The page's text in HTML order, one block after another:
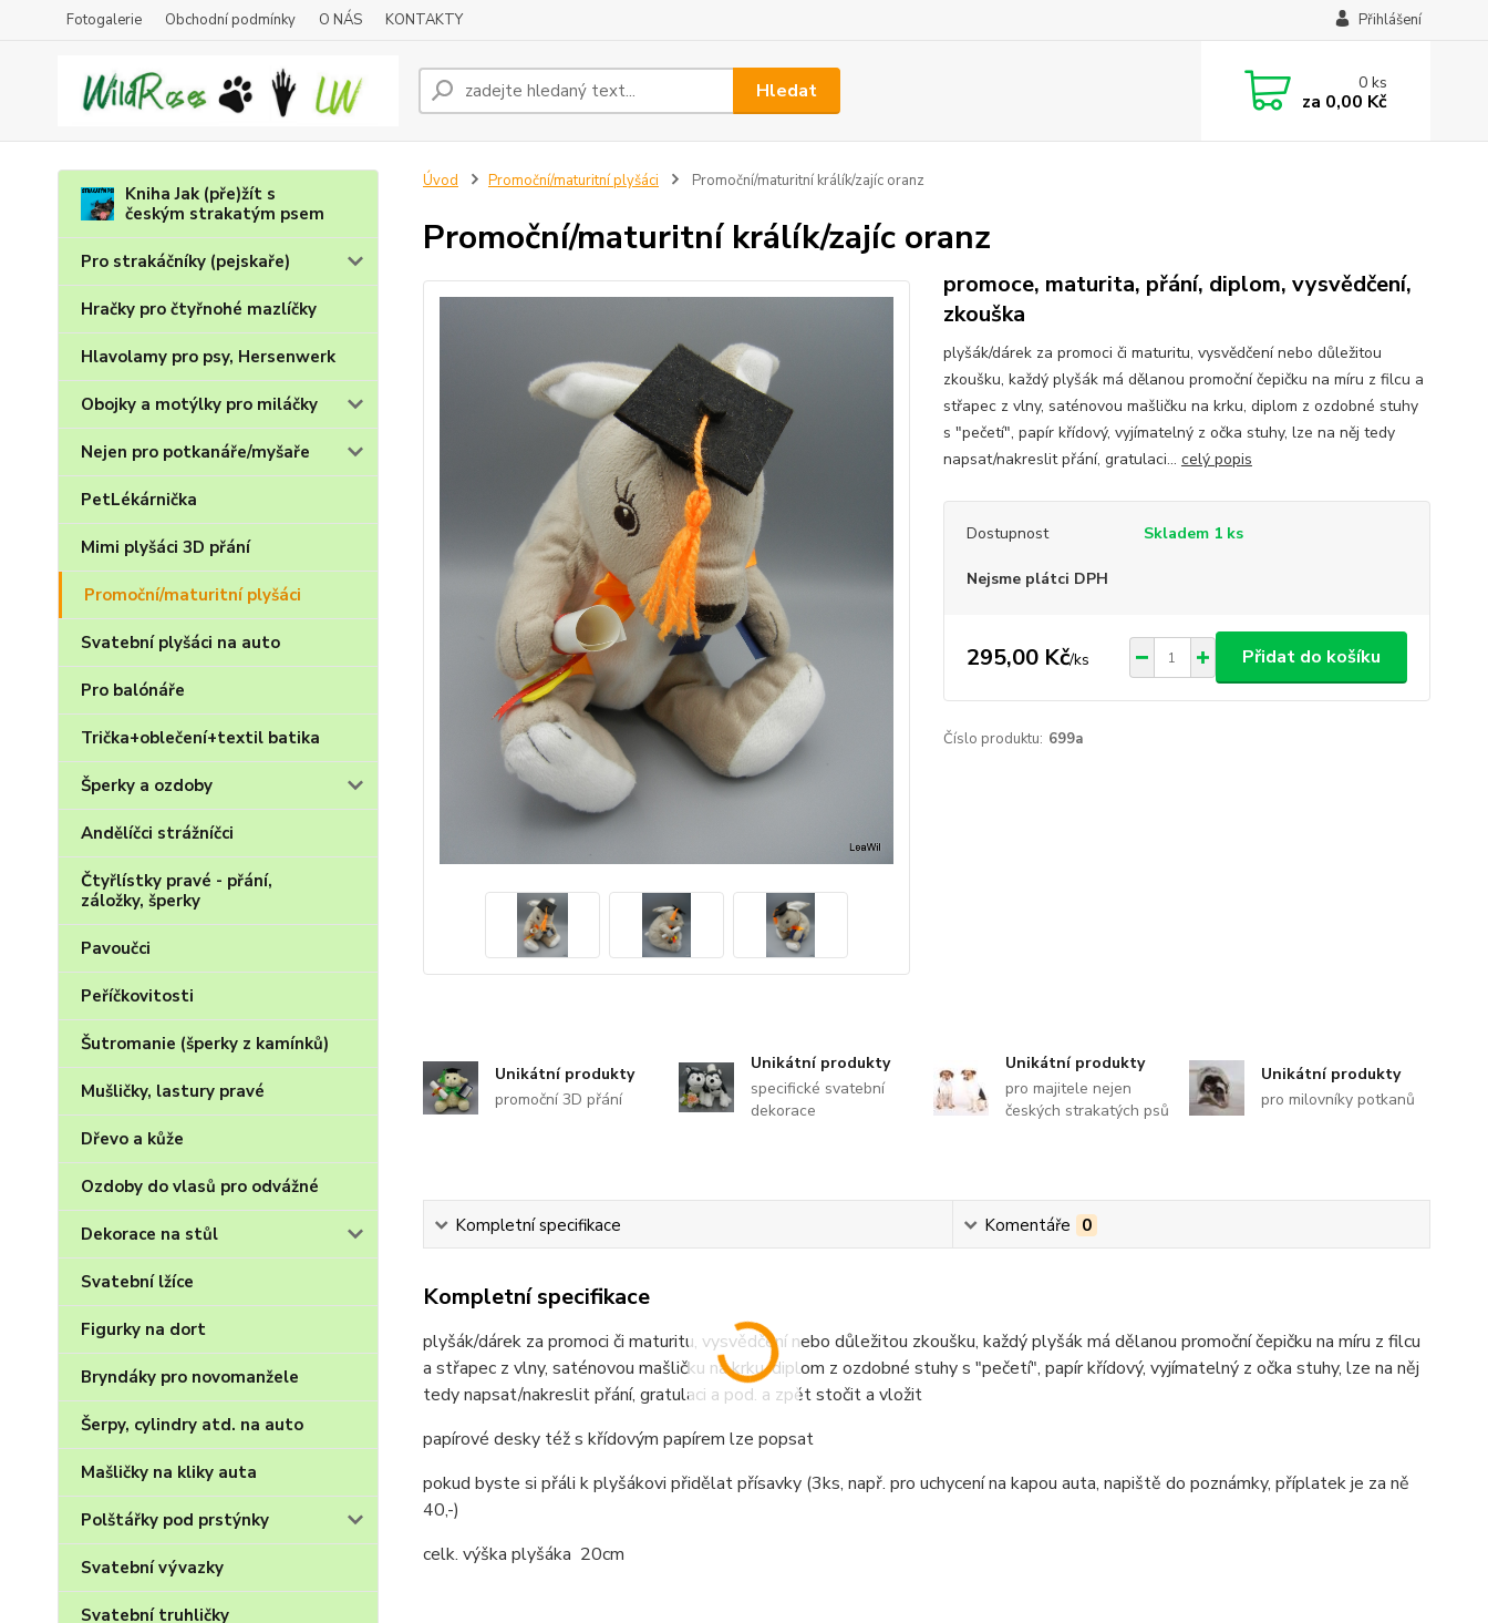
Fotogalerie Obchodní podmínky O NÁS KONTAKTY Přihlášení
Hledat 0ks
za 0,00 Kč
Kniha Jak (pře)žít s
českým strakatým psem
Pro strakáčníky (pejskaře)
Hračky pro čtyřnohé mazlíčky
Hlavolamy pro psy, Hersenwerk
Obojky a motýlky pro miláčky
Nejen pro potkanáře/myšaře
PetLékárnička
Mimi plyšáci 3D přání
Promoční/maturitní plyšáci
Svatební plyšáci na auto
Pro balónáře
Trička+oblečení+textil batika
Šperky a ozdoby
Andělíčci strážníčci
Čtyřlístky pravé - přání,
záložky, šperky
Pavoučci
Peříčkovitosti
Šutromanie (šperky z kamínků)
Mušličky, lastury pravé
Dřevo a kůže
Ozdoby do vlasů pro odvážné
Dekorace na stůl
Svatební lžíce
Figurky na dort
Bryndáky pro novomanžele
Šerpy, cylindry atd. na auto
Mašličky na kliky auta
Polštářky pod prstýnky
Svatební vývazky
Svatební truhličky
Úvod Promoční/maturitní plyšáci Promoční/maturitní králík/zajíc oranz
Promoční/maturitní králík/zajíc oranz
promoce, maturita, přání, diplom, vysvědčení,
zkouška
plyšák/dárek za promoci či maturitu, vysvědčení nebo důležitou
zkoušku, každý plyšák má dělanou promoční čepičku na míru z filcu a
střapec z vlny, saténovou mašličku na krku, diplom z ozdobné stuhy
s "pečetí", papír křídový, vyjímatelný z očka stuhy, lze na něj tedy
napsat/nakreslit přání, gratulaci... celý popis
Dostupnost Skladem 1 ks
Nejsme plátci DPH
295,00 Kč/ks Přidat do košíku
Číslo produktu: 699a
Unikátní produkty
promoční 3D přání
Unikátní produkty
specifické svatební
dekorace
Unikátní produkty
pro majitele nejen
českých strakatých psů
Unikátní produkty
pro milovníky potkanů
Kompletní specifikace Komentáře 0
Kompletní specifikace
plyšák/dárek za promoci či maturitu, vysvědčení nebo důležitou zkoušku, každý plyšák má dělanou promoční čepičku na míru z filcu
a střapec z vlny, saténovou mašličku na krku, diplom z ozdobné stuhy s "pečetí", papír křídový, vyjímatelný z očka stuhy, lze na něj
tedy napsat/nakreslit přání, gratulaci a pod. a zpět stočit a vložit
papírové desky též s křídovým papírem lze popsat
pokud byste si přáli k plyšákovi přidělat přísavky (3ks, např. pro uchycení na kapou auta, napiště do poznámky, příplatek je za ně
40,-)
celk. výška plyšáka 20cm